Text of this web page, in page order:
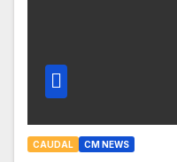
CAUDAL CM NEWS